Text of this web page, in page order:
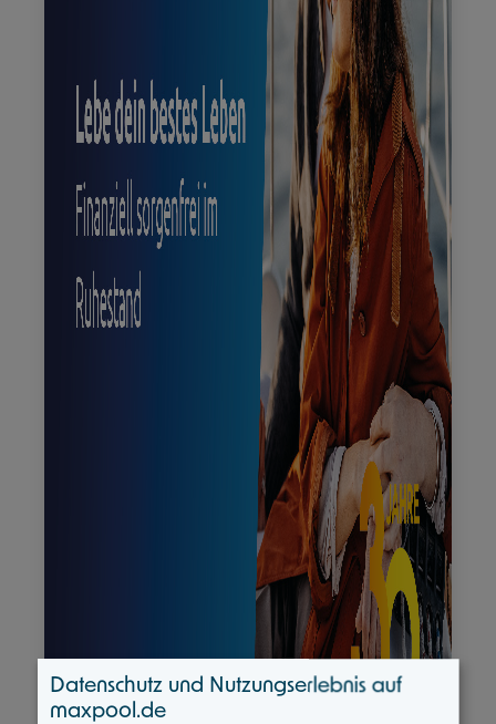
Datenschutz und Nutzungserlebnis auf
maxpool.de